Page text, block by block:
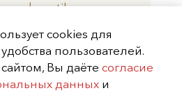
antik.ru
242-8474
506-6926
cookies для
пользователей.
Вы даёте согласие
данных и